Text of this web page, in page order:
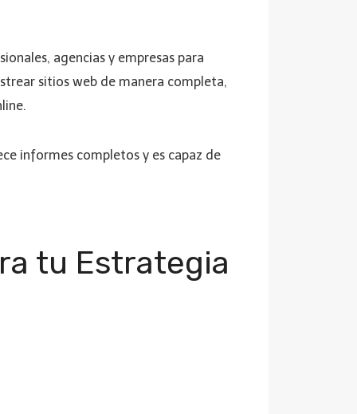
agencias y empresas para
sitios web de manera completa,
informes completos y es capaz de
tu Estrategia